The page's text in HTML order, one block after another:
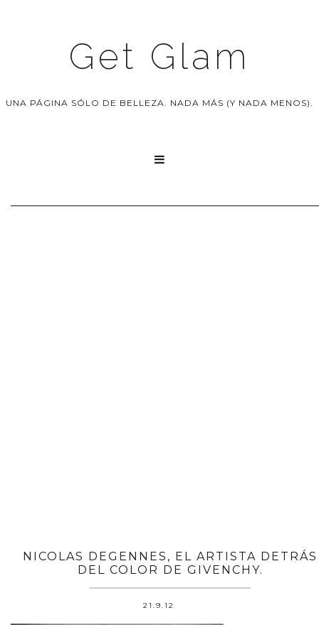
Get Glam
UNA PÁGINA SÓLO DE BELLEZA. NADA MÁS (Y NADA MENOS).

NICOLAS DEGENNES, EL ARTISTA DETRÁS
DEL COLOR DE GIVENCHY.
21.9.12